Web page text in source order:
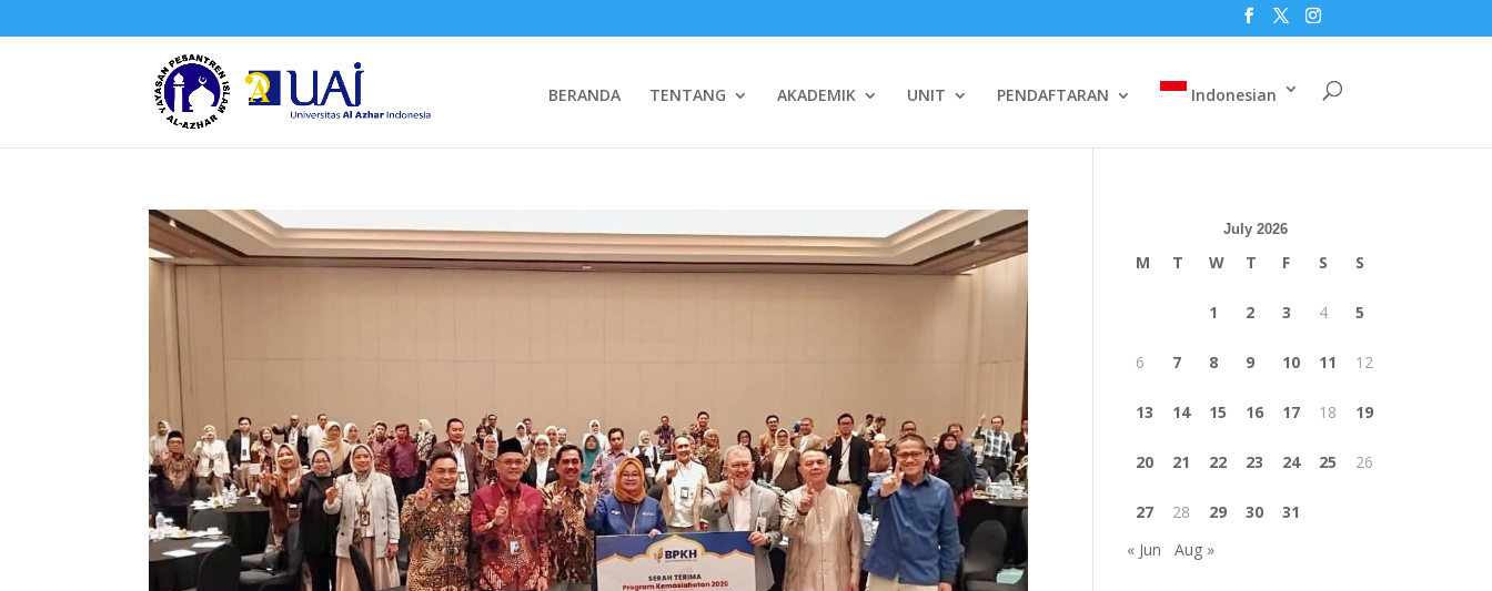
BERANDA TENTANG AKADEMIK UNIT PENDAFTARAN Indonesian
July 2026
M T W T F S S
1 2 3 4 5
6 7 8 9 10 11 12
13 14 15 16 17 18 19
20 21 22 23 24 25 26
27 28 29 30
31
« Jun
Aug »